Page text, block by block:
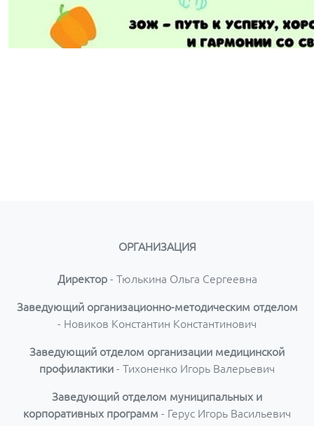
ОРГАНИЗАЦИЯ
Директор - Тюлькина Ольга Сергеевна
Заведующий организационно-методическим отделом
- Новиков Константин Константинович
Заведующий отделом организации медицинской
профилактики - Тихоненко Игорь Валерьевич
Заведующий отделом муниципальных и
корпоративных программ - Герус Игорь Васильевич